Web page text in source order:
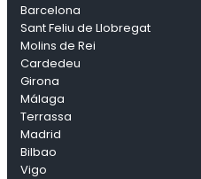
Barcelona
Sant Feliu de Llobregat
Molins de Rei
Cardedeu
Girona
Málaga
Terrassa
Madrid
Bilbao
Vigo